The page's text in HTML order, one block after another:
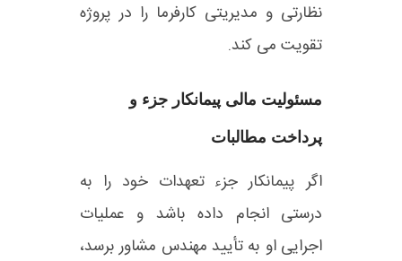
نظارتی و مدیریتی کارفرما را در پروژه
تقویت می‌ کند.
مسئولیت مالی پیمانکار جزء و
پرداخت مطالبات
اگر پیمانکار جزء تعهدات خود را به‌
درستی انجام داده باشد و عملیات
اجرایی او به تأیید مهندس مشاور برسد،